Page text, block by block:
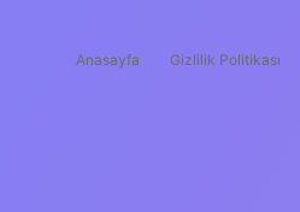
Anasayfa Gizlilik Politikası